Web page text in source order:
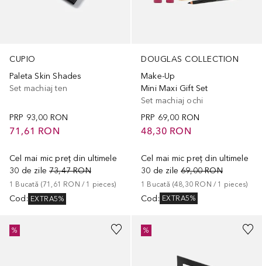
CUPIO
Paleta Skin Shades
Set machiaj ten
PRP 93,00 RON
71,61 RON
Cel mai mic preț din ultimele
30 de zile 73,47 RON
1 Bucată (71,61 RON / 1 pieces)
Cod : EXTRA5%
DOUGLAS COLLECTION
Make-Up
Mini Maxi Gift Set
Set machiaj ochi
PRP 69,00 RON
48,30 RON
Cel mai mic preț din ultimele
30 de zile 69,00 RON
1 Bucată (48,30 RON / 1 pieces)
Cod : EXTRA5%
% %